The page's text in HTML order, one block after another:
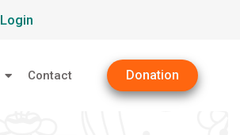
Login
Contact Donation